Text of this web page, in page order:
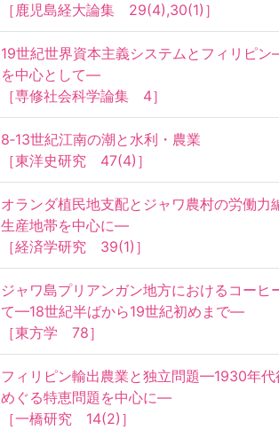
［鹿児島経大論集　29(4),30(1)］
19世紀世界資本主義システムとフィリピ
を中心として—
［専修社会科学論集　4］
8‐13世紀江南の潮と水利・農業
［東洋史研究　47(4)］
オランダ植民地支配とジャワ農村の労働
生産地帯を中心に—
［経済学研究　39(1)］
ジャワ島プリアンガン地方におけるコーヒ
て—18世紀半ばから19世紀初めまで—
［東方学　78］
フィリピン輸出農業と独立問題—1930年
めぐる特恵問題を中心に—
［一橋研究　14(2)］